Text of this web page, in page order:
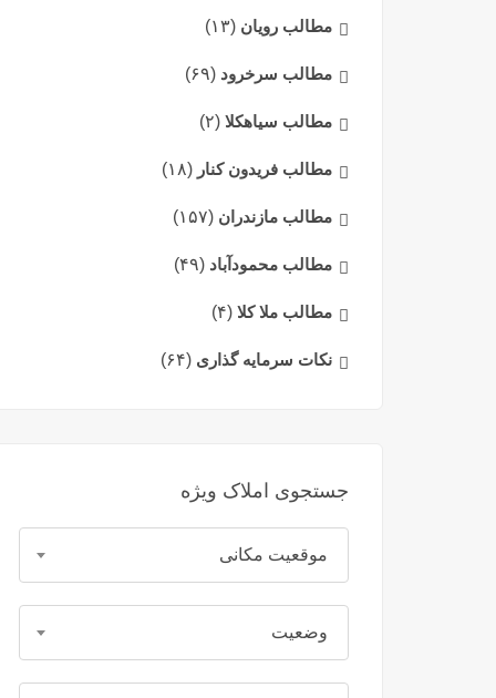
مطالب رویان (۱۳)
مطالب سرخرود (۶۹)
مطالب سیاهکلا (۲)
مطالب فریدون کنار (۱۸)
مطالب مازندران (۱۵۷)
مطالب محمودآباد (۴۹)
مطالب ملا کلا (۴)
نکات سرمایه گذاری (۶۴)
جستجوی املاک ویژه
موقعیت مکانی
وضعیت